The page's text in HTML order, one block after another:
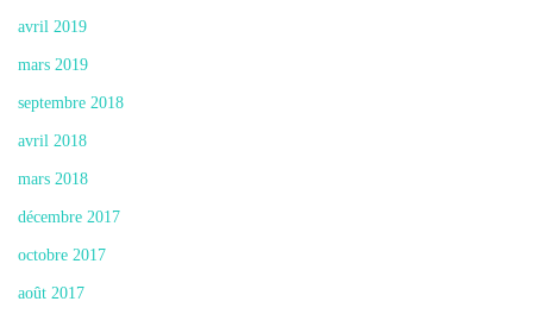
avril 2019
mars 2019
septembre 2018
avril 2018
mars 2018
décembre 2017
octobre 2017
août 2017